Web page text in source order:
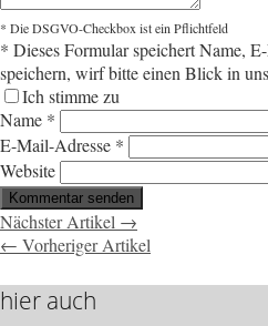
* Die DSGVO-Checkbox ist ein Pflichtfeld
* Dieses Formular speichert Name,
speichern, wirf bitte einen Blick in
Ich stimme zu
Name *
E-Mail-Adresse *
Website
Nächster Artikel →
← Vorheriger Artikel
hier auch